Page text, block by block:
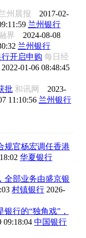
州晨报 2017-02-
兰州银行
界 2024-08-08
兰州银行
开启申购 每日经
2022-01-06 08:48:45
批 和讯网 2023-
11:10:56 兰州银行
规官杨宏调任香港
华夏银行
全部业务由盛京银
村镇银行 2026-
行的“独角戏”，
09:18:04 中国银行